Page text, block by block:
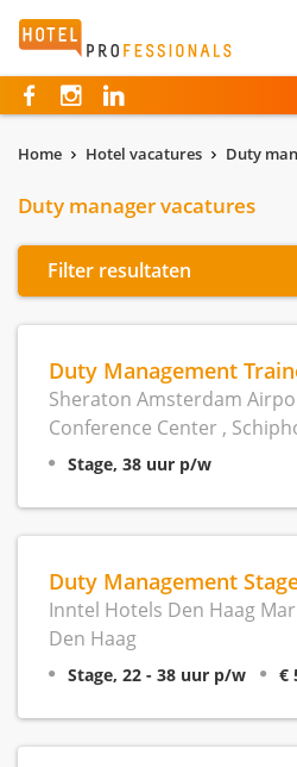
Hotelprofessionals
Home Hotel vacatures Duty
Duty manager vacatures
Filter resultaten
Duty Management
Sheraton Amsterdam
Conference Center ,
Stage, 38 uur p/w
Duty Management
Inntel Hotels Den Haag
Den Haag
Stage, 22 - 38 uur p/w €